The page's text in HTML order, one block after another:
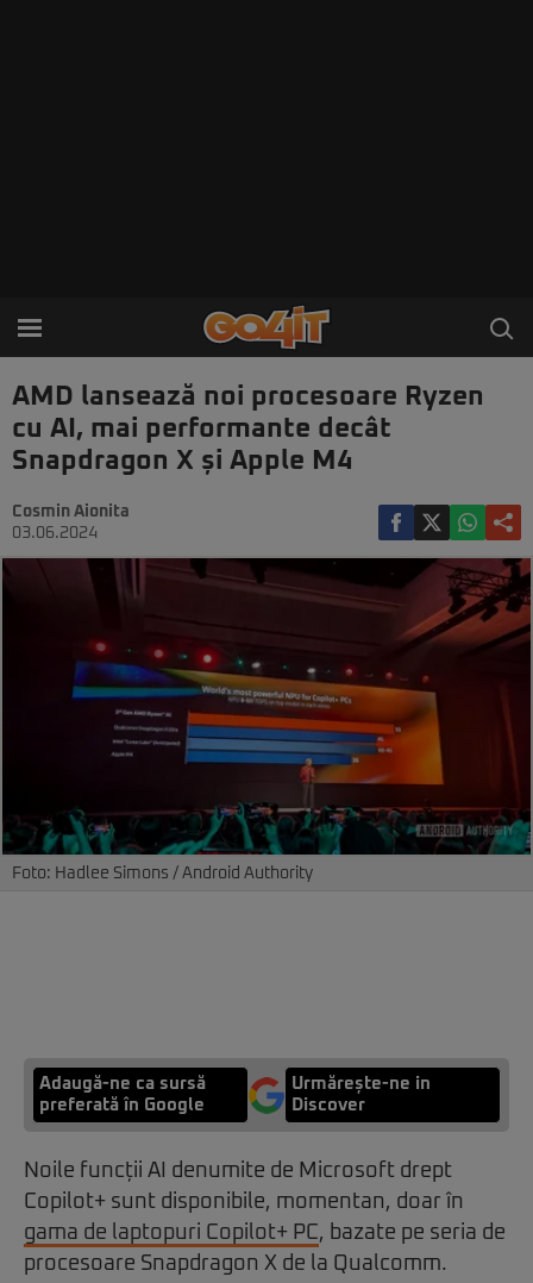
AMD lansează noi procesoare Ryzen
cu AI, mai performante decât
Snapdragon X și Apple M4
Cosmin Aionita
03.06.2024
Foto: Hadlee Simons / Android Authority
Adaugă-ne ca sursă
preferată în Google
Urmărește-ne in
Discover
Noile funcții AI denumite de Microsoft drept
Copilot+ sunt disponibile, momentan, doar în
gama de laptopuri Copilot+ PC, bazate pe seria de
procesoare Snapdragon X de la Qualcomm.